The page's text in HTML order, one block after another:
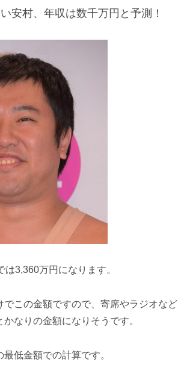
安村、年収は数千万円と予測！
は3,360万円になります。
でこの金額ですので、寄席やラジオなど
なりの金額になりそうです。
低金額での計算です。